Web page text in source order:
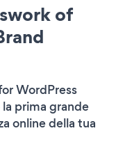
of
WordPress
prima grande
online della tua